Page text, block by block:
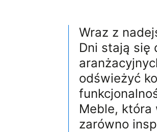
Wraz z
Dni stają się
odświeżyć
Meble, która
zarówno